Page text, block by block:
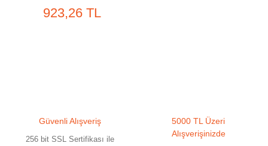
923,26 TL
Güvenli Alışveriş
256 bit SSL Sertifikası ile
5000 TL Üzeri
Alışverişinizde